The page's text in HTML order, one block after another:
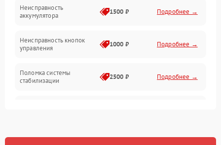
Неисправность
аккумулятора
1500 ₽ Подробнее →
Неисправность кнопок
управления
1000 ₽ Подробнее →
Поломка системы
стабилизации
2500 ₽ Подробнее →
Неисправность системы